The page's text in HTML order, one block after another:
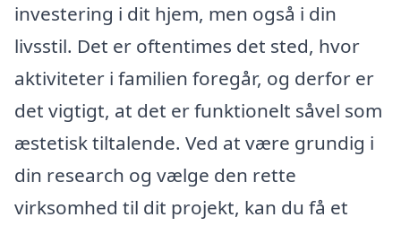
investering i dit hjem, men også i din
livsstil. Det er oftentimes det sted, hvor
aktiviteter i familien foregår, og derfor er
det vigtigt, at det er funktionelt såvel som
æstetisk tiltalende. Ved at være grundig i
din research og vælge den rette
virksomhed til dit projekt, kan du få et